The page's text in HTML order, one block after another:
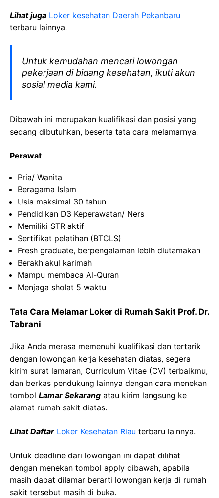
Lihat juga Loker kesehatan Daerah Pekanbaru
terbaru lainnya.
Untuk kemudahan mencari lowongan
pekerjaan di bidang kesehatan, ikuti akun
sosial media kami.
Dibawah ini merupakan kualifikasi dan posisi yang
sedang dibutuhkan, beserta tata cara melamarnya:
Perawat
Pria/ Wanita
Beragama Islam
Usia maksimal 30 tahun
Pendidikan D3 Keperawatan/ Ners
Memiliki STR aktif
Sertifikat pelatihan (BTCLS)
Fresh graduate, berpengalaman lebih diutamakan
Berakhlakul karimah
Mampu membaca Al-Quran
Menjaga sholat 5 waktu
Tata Cara Melamar Loker di Rumah Sakit Prof. Dr.
Tabrani
Jika Anda merasa memenuhi kualifikasi dan tertarik
dengan lowongan kerja kesehatan diatas, segera
kirim surat lamaran, Curriculum Vitae (CV) terbaikmu,
dan berkas pendukung lainnya dengan cara menekan
tombol Lamar Sekarang atau kirim langsung ke
alamat rumah sakit diatas.
Lihat Daftar Loker Kesehatan Riau terbaru lainnya.
Untuk deadline dari lowongan ini dapat dilihat
dengan menekan tombol apply dibawah, apabila
masih dapat dilamar berarti lowongan kerja di rumah
sakit tersebut masih di buka.